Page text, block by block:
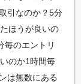
引なのか？5分
ほうが良いの
毎のエントリ
のか1時間毎
は無数にある